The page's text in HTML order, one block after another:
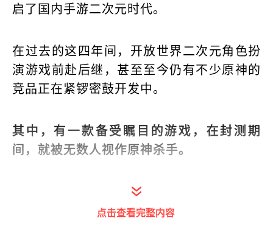
启了国内手游二次元时代。
在过去的这四年间，开放世界二次元角色扮
演游戏前赴后继，甚至至今仍有不少原神的
竞品正在紧锣密鼓开发中。
其中，有一款备受瞩目的游戏，在封测期
间，就被无数人视作原神杀手。
几天前这款游戏正式公测，网上也到处刷起
了“ 原末鸣初 ”的口号。
点击查看完整内容